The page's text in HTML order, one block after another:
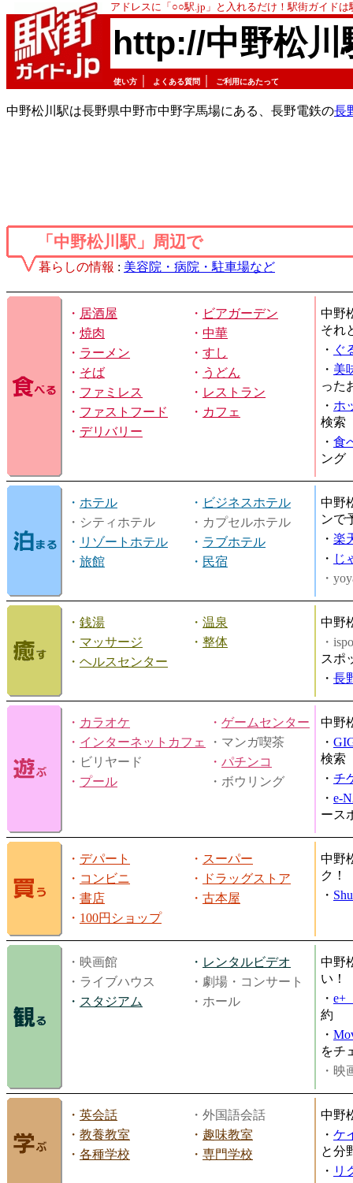
アドレスに「○○駅.jp」と入れるだけ！駅街ガイド
http://中野松川
使い方 よくある質問 ご利用にあたって
中野松川駅は長野県中野市中野字馬場にある、長野電鉄の長
「中野松川駅」周辺で
暮らしの情報 : 美容院・病院・駐車場など
・ 居酒屋 ・ ビアガーデン
・ 焼肉 ・ 中華
・ ラーメン ・ すし
・ そば ・ うどん
・ ファミレス ・ レストラン
・ ファストフード ・ カフェ
・ デリバリー
中野
それ
・ ぐ
・ 美
った
・ ホ
検索
・ 食
ング
・ ホテル ・ ビジネスホテル
・シティホテル
・カプセルホテル
・ リゾートホテル ・ ラブホテル
・ 旅館 ・ 民宿
中野
ンで
・ 楽
・ じ
・
・ 銭湯 ・ 温泉
・ マッサージ ・ 整体
・ ヘルスセンター
中野
・
スポ
・ 長
・ カラオケ ・ ゲームセンター
・ インターネットカフェ
・マンガ喫茶
・ビリヤード
・ パチンコ
・ プール ・ボウリング
中野
・
検索
・ チ
・ e-
ース
・ デパート ・ スーパー
・ コンビニ ・
ドラッグストア
・ 書店 ・ 古本屋
・ 100円ショップ
中野
ク！
・
・映画館 ・ レンタルビデオ
・ライブハウス
・劇場・コンサート
・ スタジアム ・ホール
中野
い！
・ e+
約
・
をチ
・映
・ 英会話
・外国語会話
・ 教養教室 ・ 趣味教室
・ 各種学校 ・ 専門学校
中野
・ ケ
と分
・ リ